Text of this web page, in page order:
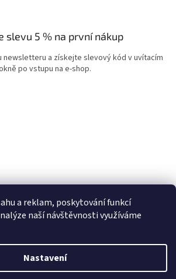
a reklam, poskytování funkcí
naší návštěvnosti využíváme
Nastavení
slevu 5 % na první nákup
newsletteru a získejte slevový kód v uvítacím
po vstupu na e-shop.
Vytvořil Shoptet